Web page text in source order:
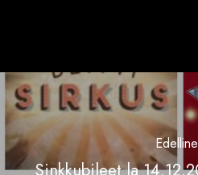
Sinkkubileet la